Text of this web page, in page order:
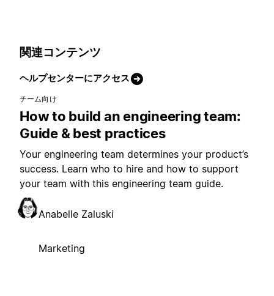
関連コンテンツ
ヘルプセンターにアクセス
チーム向け
How to build an engineering team:
Guide & best practices
Your engineering team determines your product’s
success. Learn who to hire and how to support
your team with this engineering team guide.
Anabelle Zaluski
Marketing